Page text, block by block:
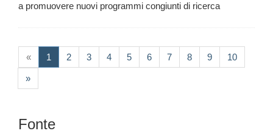
a promuovere nuovi programmi congiunti di ricerca
« 1 (current)
2 3 4 5 6 7 8 9 10
»
Fonte